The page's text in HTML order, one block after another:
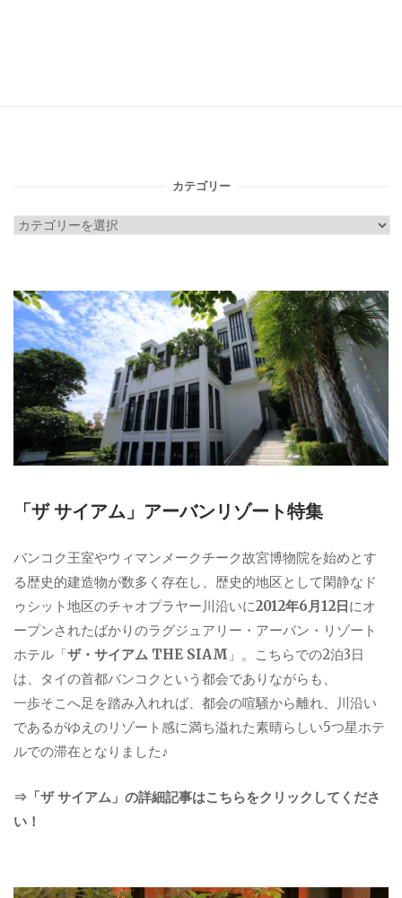
カテゴリー
カ
リ
ー
「ザ サイアム」アーバンリゾート特集
バンコク王室やウィマンメークチーク故宮博物院を始めとす
る歴史的建造物が数多く存在し、歴史的地区として閑静なド
ゥシット地区のチャオプラヤー川沿いに2012年6月12日にオ
ープンされたばかりのラグジュアリー・アーバン・リゾート
ホテル「ザ・サイアム THE SIAM 」。こちらでの2泊3日
は、タイの首都バンコクという都会でありながらも、
一歩そこへ足を踏み入れれば、都会の喧騒から離れ、川沿い
であるがゆえのリゾート感に満ち溢れた素晴らしい5つ星ホテ
ルでの滞在となりました♪
⇒「ザ サイアム」の詳細記事はこちらをクリックしてくださ
い！